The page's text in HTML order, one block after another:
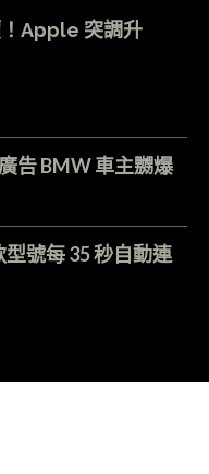
Apple 突調升
告 BMW 車主嬲爆
號每 35 秒自動連